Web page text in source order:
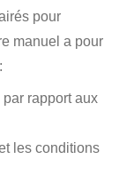
pour
manuel a pour
par rapport aux
les conditions